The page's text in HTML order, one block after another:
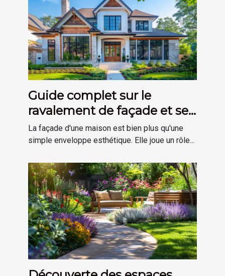
Guide complet sur le
ravalement de façade et ses
avantages
La façade d'une maison est bien plus qu'une
simple enveloppe esthétique. Elle joue un rôle...